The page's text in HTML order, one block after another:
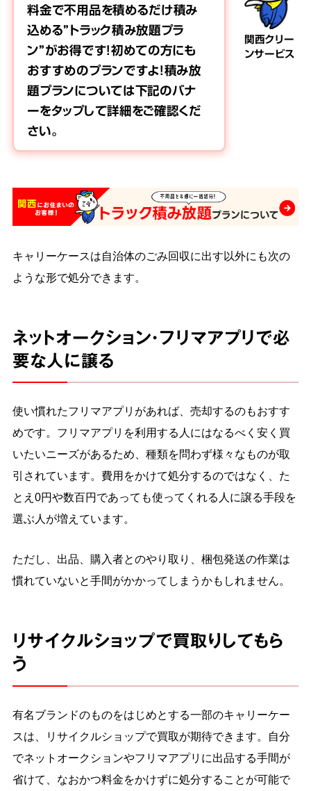
関西クリー
ンサービス
料金で不用品を積めるだけ積み
込める”トラック積み放題プラ
ン”がお得です！初めての方にも
おすすめのプランですよ！積み放
題プランについては下記のバナ
ーをタップして詳細をご確認くだ
さい。
キャリーケースは自治体のごみ回収に出す以外にも次の
ような形で処分できます。
ネットオークション・フリマアプリで必
要な人に譲る
使い慣れたフリマアプリがあれば、売却するのもおすす
めです。フリマアプリを利用する人にはなるべく安く買
いたいニーズがあるため、種類を問わず様々なものが取
引されています。費用をかけて処分するのではなく、た
とえ0円や数百円であっても使ってくれる人に譲る手段を
選ぶ人が増えています。
ただし、出品、購入者とのやり取り、梱包発送の作業は
慣れていないと手間がかかってしまうかもしれません。
リサイクルショップで買取りしてもら
う
有名ブランドのものをはじめとする一部のキャリーケー
スは、リサイクルショップで買取が期待できます。自分
でネットオークションやフリマアプリに出品する手間が
省けて、なおかつ料金をかけずに処分することが可能で